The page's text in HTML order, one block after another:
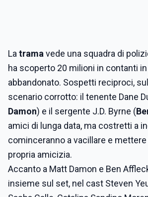
La trama vede una squadra di
ha scoperto 20 milioni in contanti
abbandonato. Sospetti reciproci,
scenario corrotto: il tenente Dane
Damon) e il sergente J.D. Byrne (
amici di lunga data, ma costretti a
cominceranno a vacillare e
propria amicizia.
Accanto a Matt Damon e Ben
insieme sul set, nel cast Steven